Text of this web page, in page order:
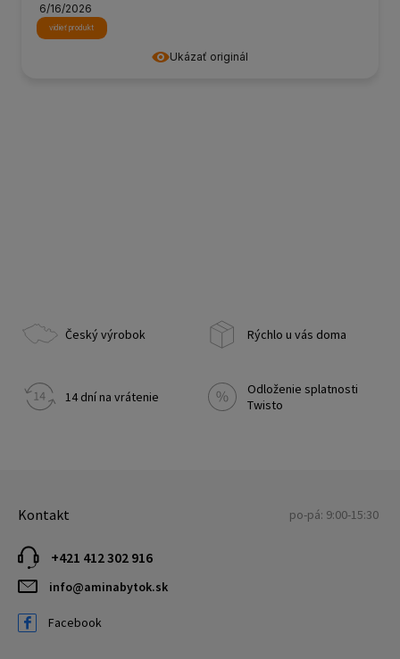
Ukázať originál
6/16/2026
vidieť produkt
Český výrobok Rýchlo u vás doma
14 dní na vrátenie
Odloženie splatnosti
Twisto
Kontakt po-pá: 9:00-15:30
+421 412 302 916
info@aminabytok.sk
Facebook